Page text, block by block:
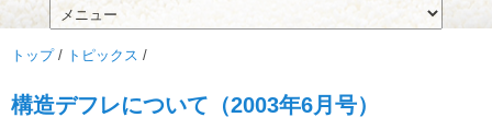
トップ/ トピックス /
構造デフレについて（2003年6月号）